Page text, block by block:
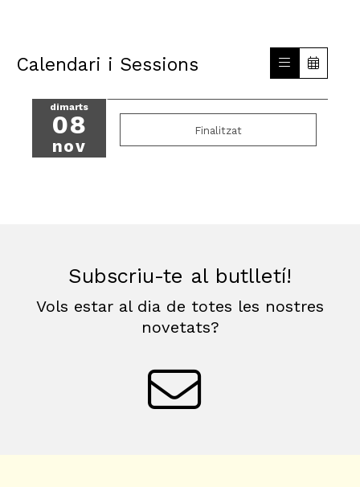
Calendari i Sessions
dimarts
08
nov
Finalitzat
Subscriu-te al butlletí!
Vols estar al dia de totes les nostres
novetats?